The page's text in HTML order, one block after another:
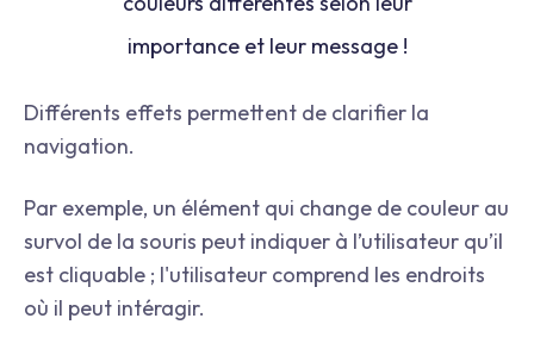
importance et leur message !
Différents effets permettent de clarifier la
navigation.
Par exemple, un élément qui change de couleur au
survol de la souris peut indiquer à l’utilisateur qu’il
est cliquable ; l'utilisateur comprend les endroits
où il peut intéragir.